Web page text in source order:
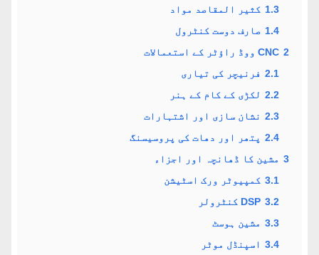
1.3 کثیر المقاصد مواد
1.4 صارف دوست کنٹرول
2 CNC ووڈ راؤٹر کے استعمالات
2.1 فرنیچر کی تیاری
2.2 لکڑی کے کام کے ہنر
2.3 نشان سازی اور اشتہارات
2.4 پتھر اور دھات کی پروسیسنگ
3 مشین کا ڈھانچہ اور اجزاء
3.1 کمپیوٹر ورک اسٹیشن
3.2 DSP کنٹرولر
3.3 مشین ہوسٹ
3.4 اسپنڈل موٹر